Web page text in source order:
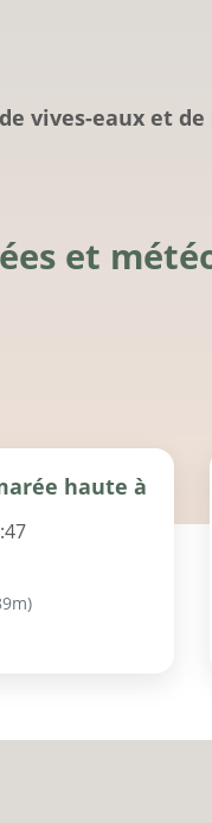
vives-eaux et
et
haute à
)